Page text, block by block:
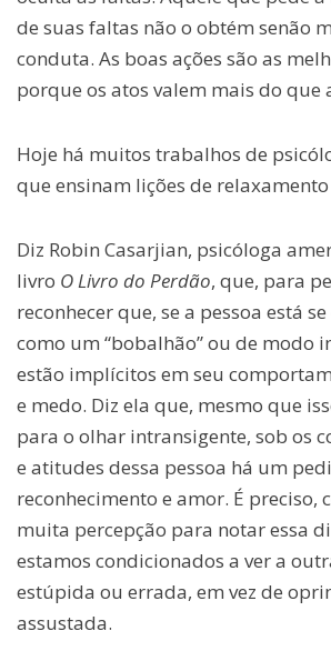
de suas faltas não o obtém senão
conduta. As boas ações são as
porque os atos valem mais do que
Hoje há muitos trabalhos de
que ensinam lições de
Diz Robin Casarjian, psicóloga
livro O Livro do Perdão, que, para
reconhecer que, se a pessoa está
como um “bobalhão” ou de modo
estão implícitos em seu
e medo. Diz ela que, mesmo que
para o olhar intransigente, sob os
e atitudes dessa pessoa há um
reconhecimento e amor. É preciso,
muita percepção para notar essa
estamos condicionados a ver a
estúpida ou errada, em vez de
assustada.